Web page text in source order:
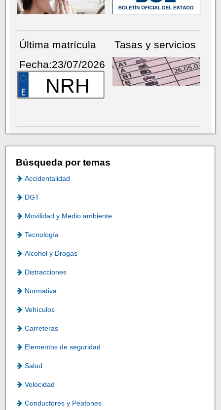
Última matrícula
Fecha:23/07/2026
NRH
Tasas y servicios
Búsqueda por temas
Accidentalidad
DGT
Movilidad y Medio ambiente
Tecnología
Alcohol y Drogas
Distracciones
Normativa
Vehículos
Carreteras
Elementos de seguridad
Salud
Velocidad
Conductores y Peatones